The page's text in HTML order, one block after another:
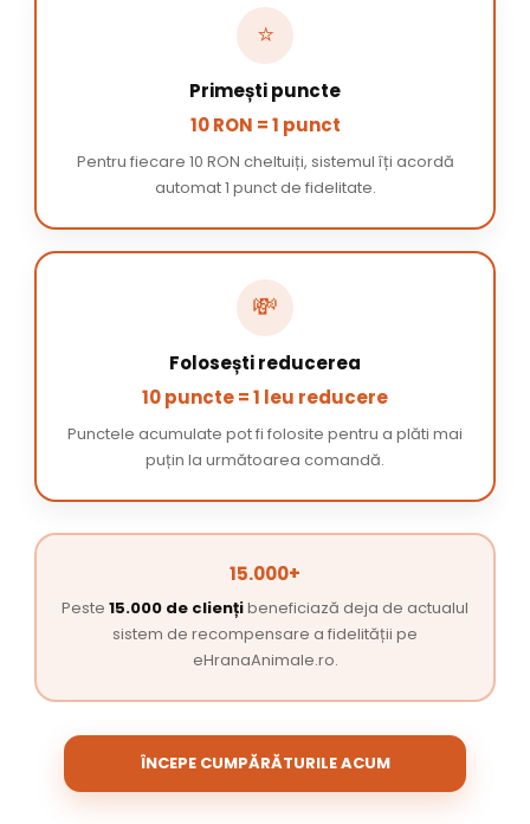
⭐
Primești puncte
10 RON = 1 punct
Pentru fiecare 10 RON cheltuiți, sistemul îți acordă
automat 1 punct de fidelitate.
💸
Folosești reducerea
10 puncte = 1 leu reducere
Punctele acumulate pot fi folosite pentru a plăti mai
puțin la următoarea comandă.
15.000+
Peste 15.000 de cliențibeneficiază deja de actualul
sistem de recompensare a fidelității pe
eHranaAnimale.ro.
ÎNCEPE CUMPĂRĂTURILE ACUM